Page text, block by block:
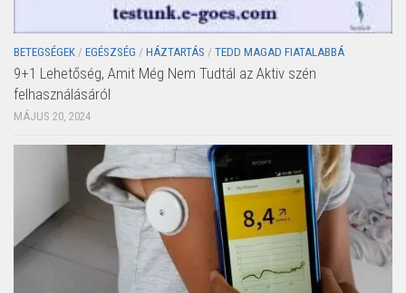
BETEGSÉGEK / EGÉSZSÉG / HÁZTARTÁS / TEDD MAGAD FIATALABBÁ
9+1 Lehetőség, Amit Még Nem Tudtál az Aktiv szén
felhasználásáról
MÁJUS 20, 2024